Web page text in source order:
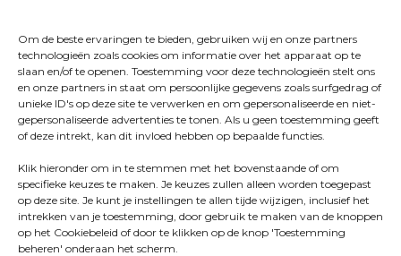
Om de beste ervaringen te bieden, gebruiken wij en onze partners
technologieën zoals cookies om informatie over het apparaat op te
slaan en/of te openen. Toestemming voor deze technologieën stelt ons
en onze partners in staat om persoonlijke gegevens zoals surfgedrag of
unieke ID's op deze site te verwerken en om gepersonaliseerde en niet-
gepersonaliseerde advertenties te tonen. Als u geen toestemming geeft
of deze intrekt, kan dit invloed hebben op bepaalde functies.
Klik hieronder om in te stemmen met het bovenstaande of om
specifieke keuzes te maken. Je keuzes zullen alleen worden toegepast
op deze site. Je kunt je instellingen te allen tijde wijzigen, inclusief het
intrekken van je toestemming, door gebruik te maken van de knoppen
op het Cookiebeleid of door te klikken op de knop 'Toestemming
beheren' onderaan het scherm.